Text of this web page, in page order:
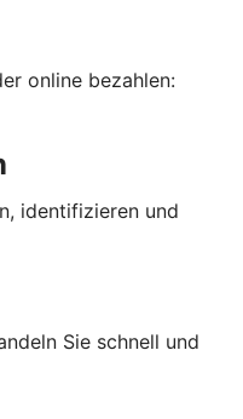
online bezahlen:
identifizieren und
Sie schnell und